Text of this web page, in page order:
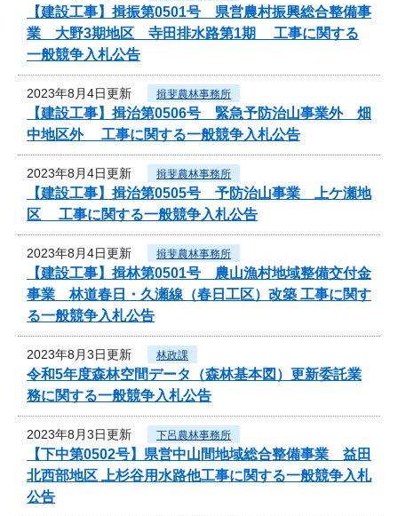
【建設工事】揖振第0501号 県営農村振興総合整備事
業 大野3期地区 寺田排水路第1期 工事に関する
一般競争入札公告
2023年8月4日更新 揖斐農林事務所
【建設工事】揖治第0506号 緊急予防治山事業外 畑
中地区外 工事に関する一般競争入札公告
2023年8月4日更新 揖斐農林事務所
【建設工事】揖治第0505号 予防治山事業 上ケ瀬地
区 工事に関する一般競争入札公告
2023年8月4日更新 揖斐農林事務所
【建設工事】揖林第0501号 農山漁村地域整備交付金
事業 林道春日・久瀬線（春日工区）改築 工事に関す
る一般競争入札公告
2023年8月3日更新 林政課
令和5年度森林空間データ（森林基本図）更新委託業
務に関する一般競争入札公告
2023年8月3日更新 下呂農林事務所
【下中第0502号】県営中山間地域総合整備事業 益田
北西部地区 上杉谷用水路他工事に関する一般競争入札
公告